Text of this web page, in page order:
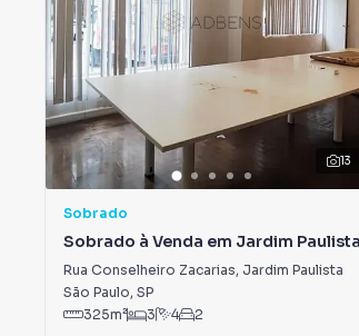
13
Sobrado
Sobrado à Venda em Jardim Paulista
Rua Conselheiro Zacarias, Jardim Paulista
São Paulo, SP
325m² 3 4 2